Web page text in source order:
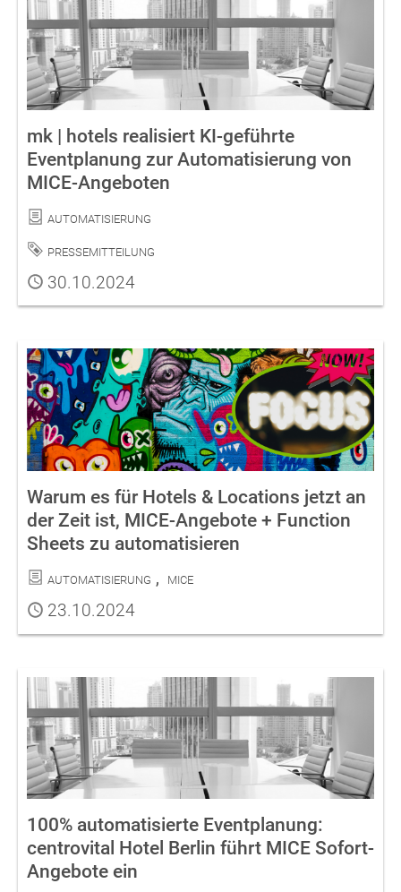
mk | hotels realisiert KI-geführte
Eventplanung zur Automatisierung von
MICE-Angeboten
Kategorie
Automatisierung
Schlagwort
Pressemitteilung
Publiziert
30.10.2024
Warum es für Hotels & Locations jetzt an
der Zeit ist, MICE-Angebote + Function
Sheets zu automatisieren
Kategorien
Automatisierung
MICE
Publiziert
23.10.2024
100% automatisierte Eventplanung:
centrovital Hotel Berlin führt MICE Sofort-
Angebote ein